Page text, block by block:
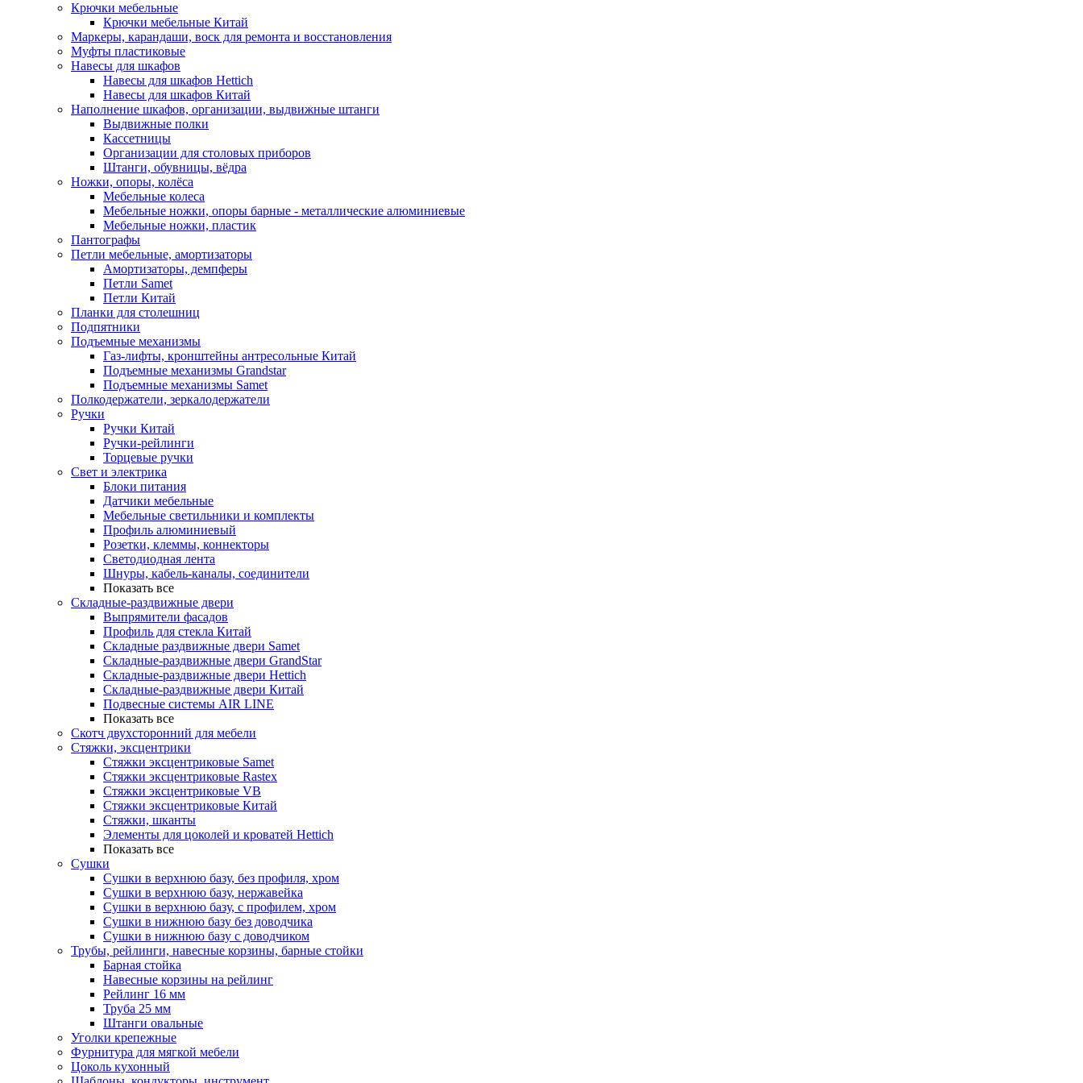
Крючки мебельные
Крючки мебельные Китай
Маркеры, карандаши, воск для ремонта и восстановления
Муфты пластиковые
Навесы для шкафов
Навесы для шкафов Hettich
Навесы для шкафов Китай
Наполнение шкафов, организации, выдвижные штанги
Выдвижные полки
Кассетницы
Организации для столовых приборов
Штанги, обувницы, вёдра
Ножки, опоры, колёса
Мебельные колеса
Мебельные ножки, опоры барные - металлические алюминиевые
Мебельные ножки, пластик
Пантографы
Петли мебельные, амортизаторы
Амортизаторы, демпферы
Петли Samet
Петли Китай
Планки для столешниц
Подпятники
Подъемные механизмы
Газ-лифты, кронштейны антресольные Китай
Подъемные механизмы Grandstar
Подъемные механизмы Samet
Полкодержатели, зеркалодержатели
Ручки
Ручки Китай
Ручки-рейлинги
Торцевые ручки
Свет и электрика
Блоки питания
Датчики мебельные
Мебельные светильники и комплекты
Профиль алюминиевый
Розетки, клеммы, коннекторы
Светодиодная лента
Шнуры, кабель-каналы, соединители
Показать все
Складные-раздвижные двери
Выпрямители фасадов
Профиль для стекла Китай
Складные раздвижные двери Samet
Складные-раздвижные двери GrandStar
Складные-раздвижные двери Hettich
Складные-раздвижные двери Китай
Подвесные системы AIR LINE
Показать все
Скотч двухсторонний для мебели
Стяжки, эксцентрики
Cтяжки эксцентриковые Samet
Стяжки эксцентриковые Rastex
Стяжки эксцентриковые VB
Стяжки эксцентриковые Китай
Стяжки, шканты
Элементы для цоколей и кроватей Hettich
Показать все
Сушки
Сушки в верхнюю базу, без профиля, хром
Сушки в верхнюю базу, нержавейка
Сушки в верхнюю базу, с профилем, хром
Сушки в нижнюю базу без доводчика
Сушки в нижнюю базу с доводчиком
Трубы, рейлинги, навесные корзины, барные стойки
Барная стойка
Навесные корзины на рейлинг
Рейлинг 16 мм
Труба 25 мм
Штанги овальные
Уголки крепежные
Фурнитура для мягкой мебели
Цоколь кухонный